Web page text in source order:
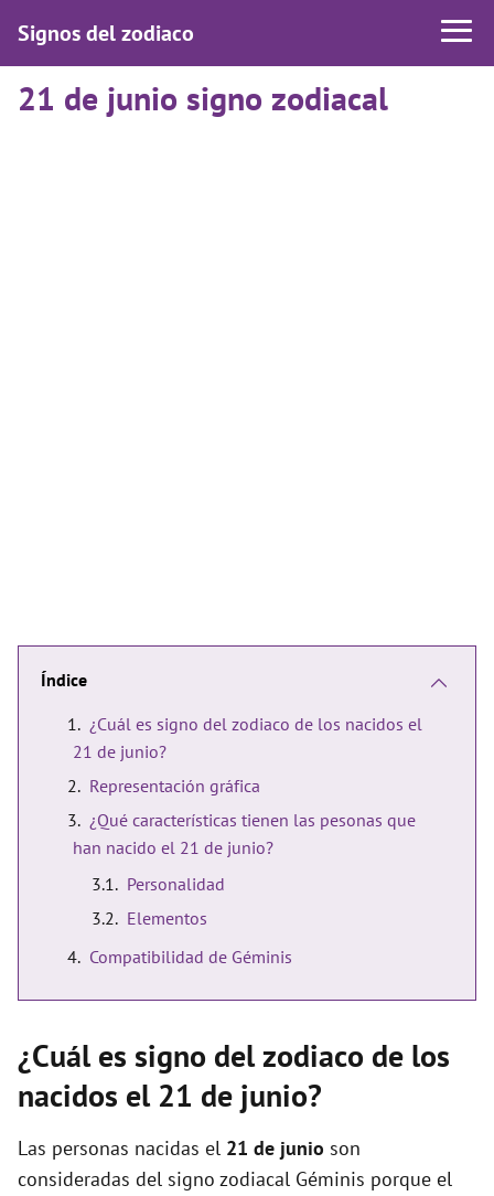
Signos del zodiaco
21 de junio signo zodiacal
Índice
¿Cuál es signo del zodiaco de los nacidos el
21 de junio?
Representación gráfica
¿Qué características tienen las pesonas que
han nacido el 21 de junio?
Personalidad
Elementos
Compatibilidad de Géminis
¿Cuál es signo del zodiaco de los
nacidos el 21 de junio?
Las personas nacidas el 21 de junio son
consideradas del signo zodiacal Géminis porque el